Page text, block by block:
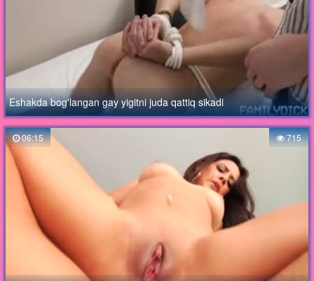
Eshakda bog'langan gay yigitni juda qattiq sikadi
06:15 715